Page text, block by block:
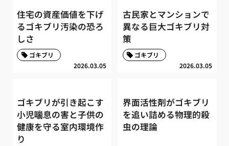
住宅の資産価値を下げ
るゴキブリ汚染の恐ろ
しさ
2026.03.05
ゴキブリ
古民家とマンションで
異なる巨大ゴキブリ対
策
2026.03.05
ゴキブリ
ゴキブリが引き起こす
小児喘息の害と子供の
健康を守る室内環境作
り
界面活性剤がゴキブリ
を追い詰める物理的殺
虫の理論